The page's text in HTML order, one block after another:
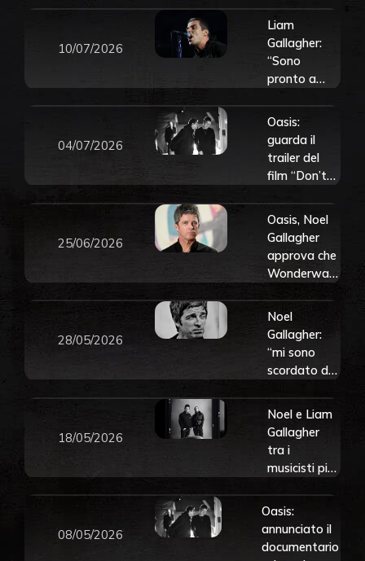
dubbio”
alla Mostra
del Cinema
di Venezia.
Tutti i
dettagli
10/07/2026
Liam
Gallagher:
“Sono
pronto a
Wonderwall
l’Inghilterra
arriverà in
finale ai
Mondiali”
04/07/2026
Oasis:
guarda il
trailer del
film “Don’t
Anger”
25/06/2026
Oasis, Noel
Gallagher
approva che
Wonderwall
della
nazionale di
calcio
inglese:
“Appartiene
a tutti”
28/05/2026
Noel
Gallagher:
“mi sono
scordato di
comprato
una Jaguar
da 110mila
sterline che
non posso
guidare”
18/05/2026
Noel e Liam
Gallagher
tra i
musicisti più
Regno Unito:
scopri la Top
10 del
Sunday
08/05/2026
Oasis:
annunciato il
documentario